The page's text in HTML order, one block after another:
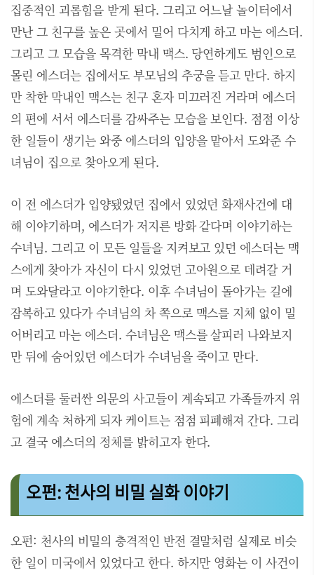
집중적인 괴롭힘을 받게 된다. 그리고 어느날 놀이터에서
만난 그 친구를 높은 곳에서 밀어 다치게 하고 마는 에스더.
그리고 그 모습을 목격한 막내 맥스. 당연하게도 범인으로
몰린 에스더는 집에서도 부모님의 추궁을 듣고 만다. 하지
만 착한 막내인 맥스는 친구 혼자 미끄러진 거라며 에스더
의 편에 서서 에스더를 감싸주는 모습을 보인다. 점점 이상
한 일들이 생기는 와중 에스더의 입양을 맡아서 도와준 수
녀님이 집으로 찾아오게 된다.
이 전 에스더가 입양됐었던 집에서 있었던 화재사건에 대
해 이야기하며, 에스더가 저지른 방화 같다며 이야기하는
수녀님. 그리고 이 모든 일들을 지켜보고 있던 에스더는 맥
스에게 찾아가 자신이 다시 있었던 고아원으로 데려갈 거
며 도와달라고 이야기한다. 이후 수녀님이 돌아가는 길에
잠복하고 있다가 수녀님의 차 쪽으로 맥스를 지체 없이 밀
어버리고 마는 에스더. 수녀님은 맥스를 살피러 나와보지
만 뒤에 숨어있던 에스더가 수녀님을 죽이고 만다.
에스더를 둘러싼 의문의 사고들이 계속되고 가족들까지 위
험에 계속 처하게 되자 케이트는 점점 피폐해져 간다. 그리
고 결국 에스더의 정체를 밝히고자 한다.
오펀: 천사의 비밀 실화 이야기
오펀: 천사의 비밀의 충격적인 반전 결말처럼 실제로 비슷
한 일이 미국에서 있었다고 한다. 하지만 영화는 이 사건이